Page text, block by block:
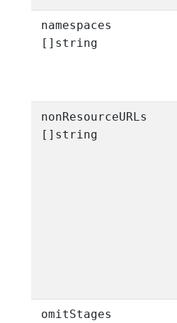
namespaces
[]string
nonResourceURLs
[]string
omitStages